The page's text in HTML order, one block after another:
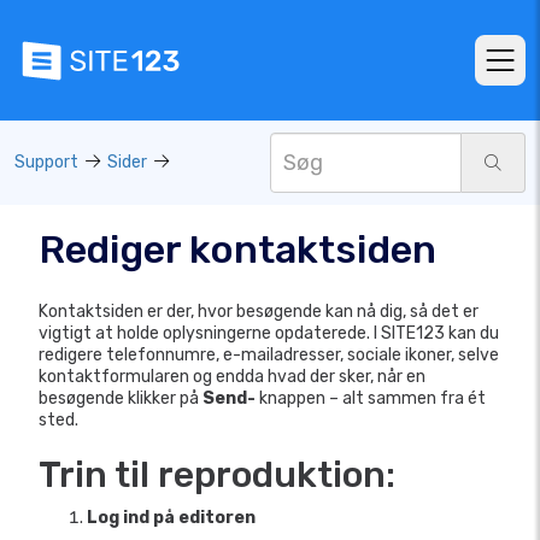
Support Sider
Rediger kontaktsiden
Kontaktsiden er der, hvor besøgende kan nå dig, så det er
vigtigt at holde oplysningerne opdaterede. I SITE123 kan du
redigere telefonnumre, e-mailadresser, sociale ikoner, selve
kontaktformularen og endda hvad der sker, når en
besøgende klikker på Send- knappen – alt sammen fra ét
sted.
Trin til reproduktion:
Log ind på editoren